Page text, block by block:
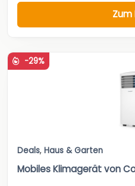
Zum
-29%
Deals, Haus & Garten
Mobiles Klimagerät von